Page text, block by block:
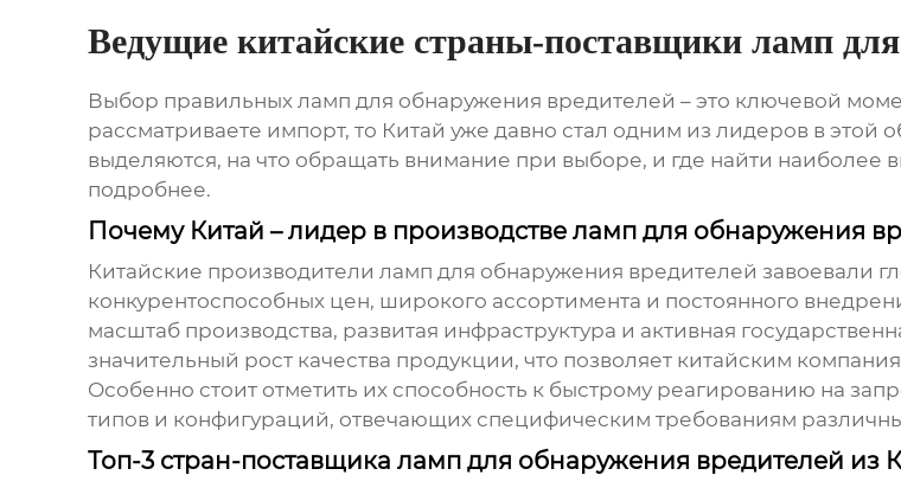
Ведущие китайские страны-поставщики ламп
Выбор правильных ламп для обнаружения вредителей – это ключевой
рассматриваете импорт, то Китай уже давно стал одним из лидеров в
выделяются, на что обращать внимание при выборе, и где найти наиболее
подробнее.
Почему Китай – лидер в производстве ламп для обнаружения
Китайские производители ламп для обнаружения вредителей завоевали
конкурентоспособных цен, широкого ассортимента и постоянного
масштаб производства, развитая инфраструктура и активная
значительный рост качества продукции, что позволяет китайским
Особенно стоит отметить их способность к быстрому реагированию на
типов и конфигураций, отвечающих специфическим требованиям
Топ-3 стран-поставщика ламп для обнаружения вредителей из